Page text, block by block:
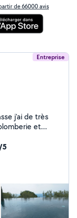
de 66000 avis
Entreprise
j'ai de très
et
5